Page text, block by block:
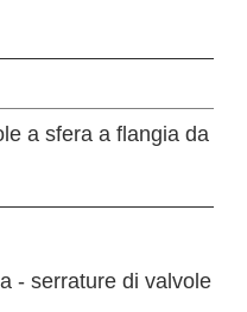
a sfera a flangia da
- serrature di valvole